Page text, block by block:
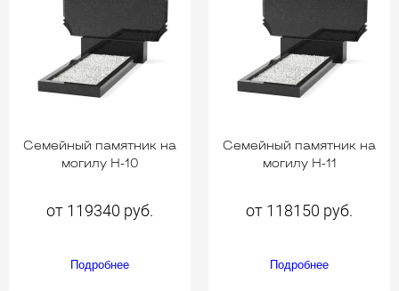
Семейный памятник на
могилу H-10
от 119340 руб.
Подробнее
Семейный памятник на
могилу H-11
от 118150 руб.
Подробнее